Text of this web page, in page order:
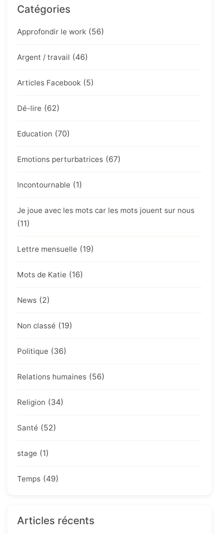
Catégories
Approfondir le work (56)
Argent / travail (46)
Articles Facebook (5)
Dé-lire (62)
Education (70)
Emotions perturbatrices (67)
Incontournable (1)
Je joue avec les mots car les mots jouent sur nous
(11)
Lettre mensuelle (19)
Mots de Katie (16)
News (2)
Non classé (19)
Politique (36)
Relations humaines (56)
Religion (34)
Santé (52)
stage (1)
Temps (49)
Articles récents